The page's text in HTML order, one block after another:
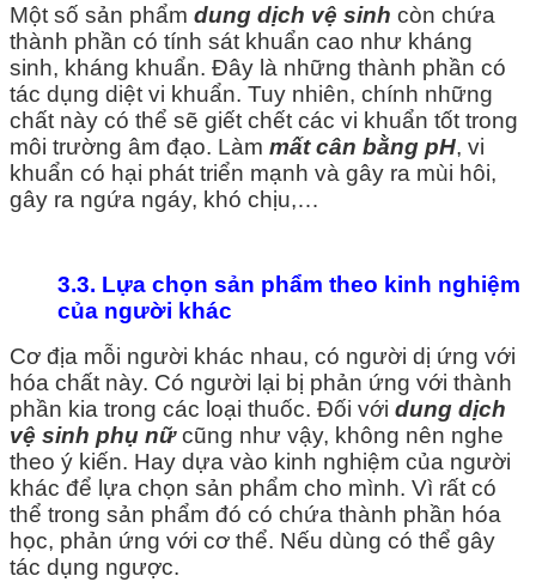
Một số sản phẩm dung dịch vệ sinh còn chứa
thành phần có tính sát khuẩn cao như kháng
sinh, kháng khuẩn. Đây là những thành phần có
tác dụng diệt vi khuẩn. Tuy nhiên, chính những
chất này có thể sẽ giết chết các vi khuẩn tốt trong
môi trường âm đạo. Làm mất cân bằng pH, vi
khuẩn có hại phát triển mạnh và gây ra mùi hôi,
gây ra ngứa ngáy, khó chịu,…
3.3. Lựa chọn sản phẩm theo kinh nghiệm
của người khác
Cơ địa mỗi người khác nhau, có người dị ứng với
hóa chất này. Có người lại bị phản ứng với thành
phần kia trong các loại thuốc. Đối với dung dịch
vệ sinh phụ nữcũng như vậy, không nên nghe
theo ý kiến. Hay dựa vào kinh nghiệm của người
khác để lựa chọn sản phẩm cho mình. Vì rất có
thể trong sản phẩm đó có chứa thành phần hóa
học, phản ứng với cơ thể. Nếu dùng có thể gây
tác dụng ngược.